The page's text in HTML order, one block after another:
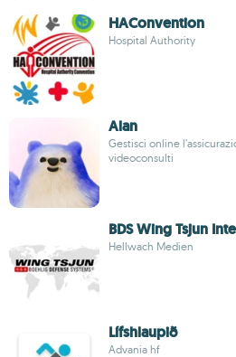
HAConvention
Hospital Authority
Alan
Gestisci online
videoconsulti
BDS Wing Tsjun
Hellwach Medien
Lífshlaupið
Advania hf